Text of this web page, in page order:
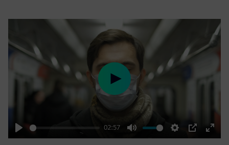
Play
02:57
Mute Settings
PIP
Enter
Play